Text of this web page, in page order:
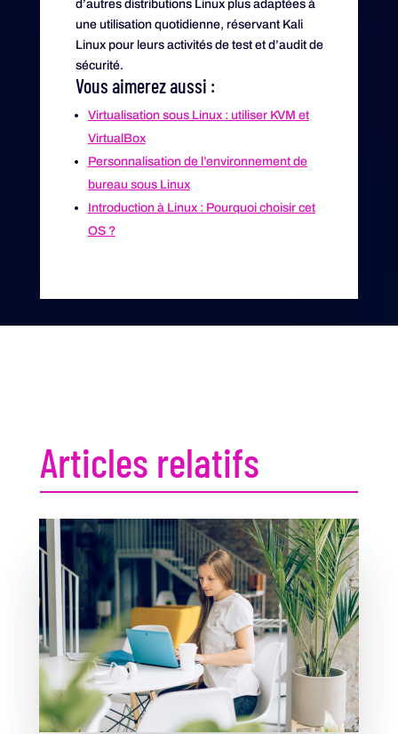
d’autres distributions Linux plus adaptées à
une utilisation quotidienne, réservant Kali
Linux pour leurs activités de test et d’audit de
sécurité.
Vous aimerez aussi :
Virtualisation sous Linux : utiliser KVM et
VirtualBox
Personnalisation de l’environnement de
bureau sous Linux
Introduction à Linux : Pourquoi choisir cet
OS ?
Articles relatifs